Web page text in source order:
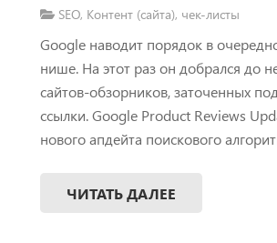
SEO, Контент (сайта), чек-листы
Google наводит порядок в
нише. На этот раз он добрался до
сайтов-обзорников, заточенных
ссылки. Google Product Reviews
нового апдейта поискового
ЧИТАТЬ ДАЛЕЕ